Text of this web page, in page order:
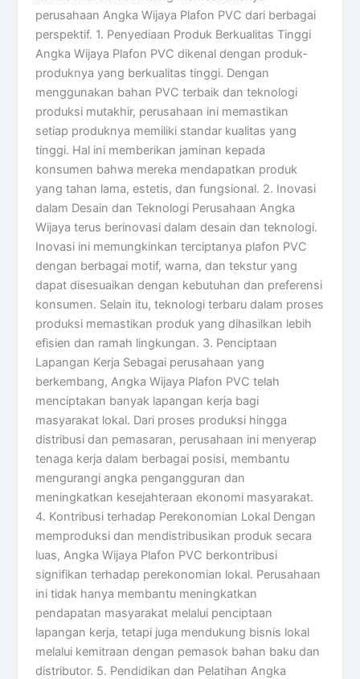
perusahaan Angka Wijaya Plafon PVC dari berbagai
perspektif. 1. Penyediaan Produk Berkualitas Tinggi
Angka Wijaya Plafon PVC dikenal dengan produk-
produknya yang berkualitas tinggi. Dengan
menggunakan bahan PVC terbaik dan teknologi
produksi mutakhir, perusahaan ini memastikan
setiap produknya memiliki standar kualitas yang
tinggi. Hal ini memberikan jaminan kepada
konsumen bahwa mereka mendapatkan produk
yang tahan lama, estetis, dan fungsional. 2. Inovasi
dalam Desain dan Teknologi Perusahaan Angka
Wijaya terus berinovasi dalam desain dan teknologi.
Inovasi ini memungkinkan terciptanya plafon PVC
dengan berbagai motif, warna, dan tekstur yang
dapat disesuaikan dengan kebutuhan dan preferensi
konsumen. Selain itu, teknologi terbaru dalam proses
produksi memastikan produk yang dihasilkan lebih
efisien dan ramah lingkungan. 3. Penciptaan
Lapangan Kerja Sebagai perusahaan yang
berkembang, Angka Wijaya Plafon PVC telah
menciptakan banyak lapangan kerja bagi
masyarakat lokal. Dari proses produksi hingga
distribusi dan pemasaran, perusahaan ini menyerap
tenaga kerja dalam berbagai posisi, membantu
mengurangi angka pengangguran dan
meningkatkan kesejahteraan ekonomi masyarakat.
4. Kontribusi terhadap Perekonomian Lokal Dengan
memproduksi dan mendistribusikan produk secara
luas, Angka Wijaya Plafon PVC berkontribusi
signifikan terhadap perekonomian lokal. Perusahaan
ini tidak hanya membantu meningkatkan
pendapatan masyarakat melalui penciptaan
lapangan kerja, tetapi juga mendukung bisnis lokal
melalui kemitraan dengan pemasok bahan baku dan
distributor. 5. Pendidikan dan Pelatihan Angka